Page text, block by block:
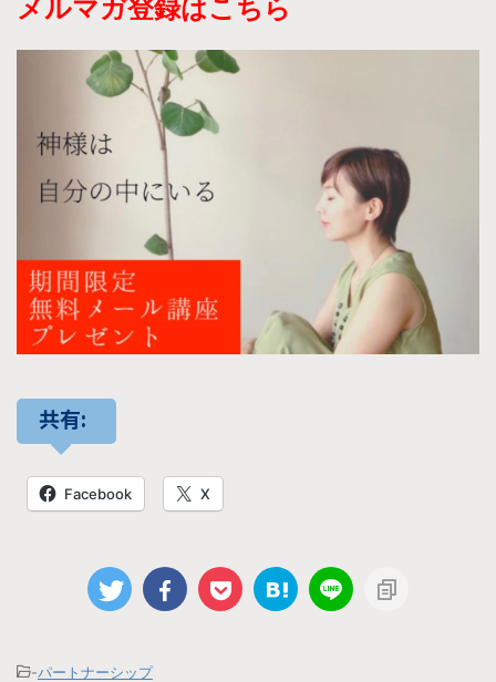
メルマガ登録はこちら
共有:
Facebook X
-パートナーシップ